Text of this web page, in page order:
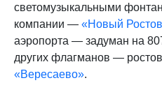
светомузыкальными
компании — «Новый
аэропорта — задуман на
других флагманов —
«Вересаево».